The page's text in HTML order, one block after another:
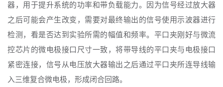
器，用于提升系统的功率和带负载能力。因为信号经过放大器
之后可能会产生改变，需要对最终输出的信号使用示波器进行
检测，看是否达到实验所需的幅值和频率。平口夹刚好与微流
控芯片的微电极接口尺寸一致，将带导线的平口夹与电极接口
紧密连接，信号从电压放大器输出之后通过平口夹所连导线输
入三维复合微电极，形成闭合回路。